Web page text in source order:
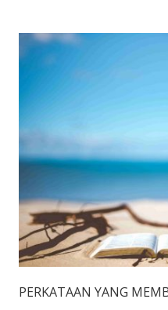
PERKATAAN YANG